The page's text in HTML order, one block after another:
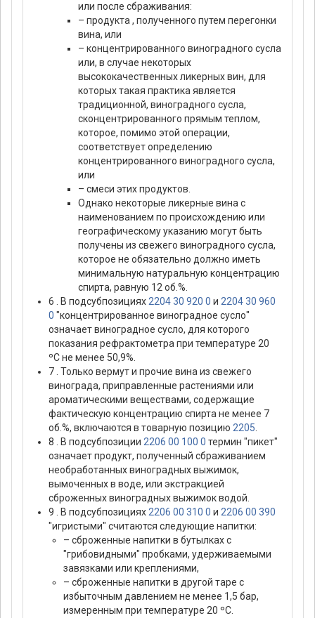
или после сбраживания:
– продукта , полученного путем перегонки
вина, или
– концентрированного виноградного сусла
или, в случае некоторых
высококачественных ликерных вин, для
которых такая практика является
традиционной, виноградного сусла,
сконцентрированного прямым теплом,
которое, помимо этой операции,
соответствует определению
концентрированного виноградного сусла,
или
– смеси этих продуктов.
Однако некоторые ликерные вина с
наименованием по происхождению или
географическому указанию могут быть
получены из свежего виноградного сусла,
которое не обязательно должно иметь
минимальную натуральную концентрацию
спирта, равную 12 об.%.
6 . В подсубпозициях 2204 30 920 0 и 2204 30 960
0 "концентрированное виноградное сусло"
означает виноградное сусло, для которого
показания рефрактометра при температуре 20
ºС не менее 50,9%.
7 . Только вермут и прочие вина из свежего
винограда, приправленные растениями или
ароматическими веществами, содержащие
фактическую концентрацию спирта не менее 7
об.%, включаются в товарную позицию 2205
8 . В подсубпозиции 2206 00 100 0 термин "пикет"
означает продукт, полученный сбраживанием
необработанных виноградных выжимок,
вымоченных в воде, или экстракцией
сброженных виноградных выжимок водой.
9 . В подсубпозициях 2206 00 310 0 и 2206 00 390
"игристыми" считаются следующие напитки:
– сброженные напитки в бутылках с
"грибовидными" пробками, удерживаемыми
завязками или креплениями,
– сброженные напитки в другой таре с
избыточным давлением не менее 1,5 бар,
измеренным при температуре 20 ºС.